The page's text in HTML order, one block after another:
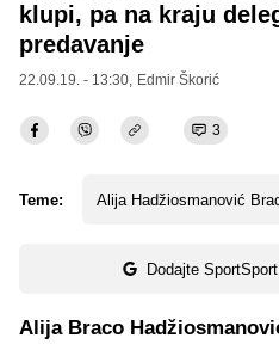
klupi, pa na kraju
predavanje
22.09.19. - 13:30, Edmir Škorić
3
Teme: Alija Hadžiosmanović
Dodajte
Alija Braco